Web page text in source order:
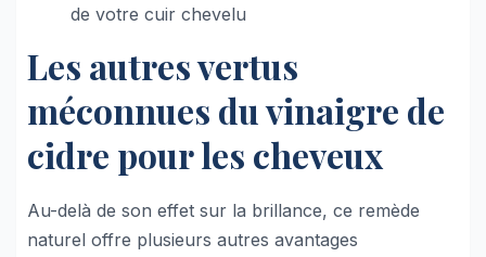
de votre cuir chevelu
Les autres vertus
méconnues du vinaigre de
cidre pour les cheveux
Au-delà de son effet sur la brillance, ce remède
naturel offre plusieurs autres avantages